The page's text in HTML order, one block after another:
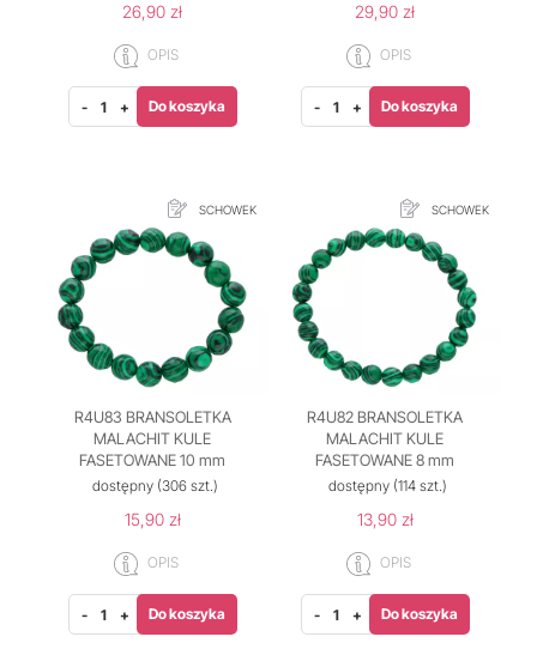
26,90 zł
OPIS
- + Do koszyka
29,90 zł
OPIS
- + Do koszyka
SCHOWEK
R4U83 BRANSOLETKA
MALACHIT KULE
FASETOWANE 10 mm
dostępny (306 szt.)
15,90 zł
OPIS
- + Do koszyka
SCHOWEK
R4U82 BRANSOLETKA
MALACHIT KULE
FASETOWANE 8 mm
dostępny (114 szt.)
13,90 zł
OPIS
- + Do koszyka